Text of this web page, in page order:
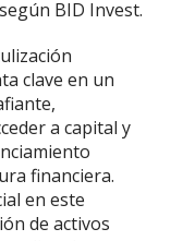
BID Invest.
clave en un
a capital y
financiera.
en este
de activos